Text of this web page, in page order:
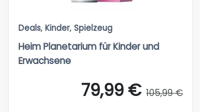
Deals, Kinder, Spielzeug
Heim Planetarium für Kinder und
Erwachsene
79,99 € 105,99 €